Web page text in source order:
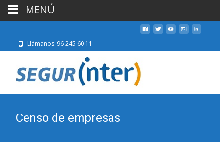
Llámanos: 96 245 60 11
Censo de empresas
MENÚ